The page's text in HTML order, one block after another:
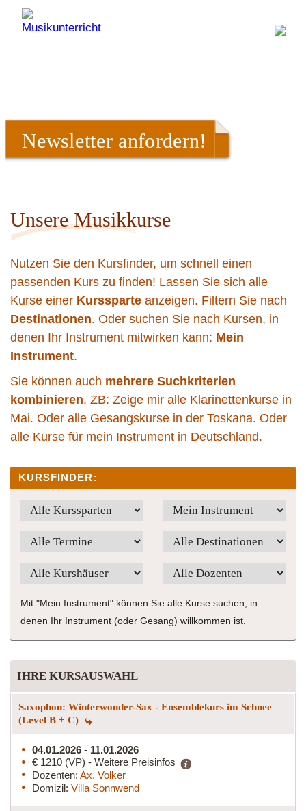
Newsletter anfordern!
Unsere Musikkurse
Nutzen Sie den Kursfinder, um schnell einen
passenden Kurs zu finden! Lassen Sie sich alle
Kurse einer Kurssparte anzeigen. Filtern Sie nach
Destinationen. Oder suchen Sie nach Kursen, in
denen Ihr Instrument mitwirken kann: Mein
Instrument.
Sie können auch mehrere Suchkriterien
kombinieren. ZB: Zeige mir alle Klarinettenkurse in
Mai. Oder alle Gesangskurse in der Toskana. Oder
alle Kurse für mein Instrument in Deutschland.
KURSFINDER:
Mit "Mein Instrument" können Sie alle Kurse suchen, in
denen Ihr Instrument (oder Gesang) willkommen ist.
IHRE KURSAUSWAHL
Saxophon: Winterwonder-Sax - Ensemblekurs im Schnee
(Level B + C)
04.01.2026 - 11.01.2026
€ 1210 (VP) - Weitere Preisinfos
Dozenten: Ax, Volker
Domizil: Villa Sonnwend